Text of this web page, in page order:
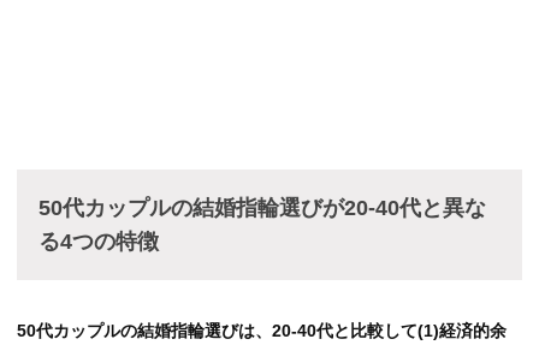
50代カップルの結婚指輪選びが20-40代と異な
る4つの特徴
50代カップルの結婚指輪選びは、20-40代と比較して(1)経済的余